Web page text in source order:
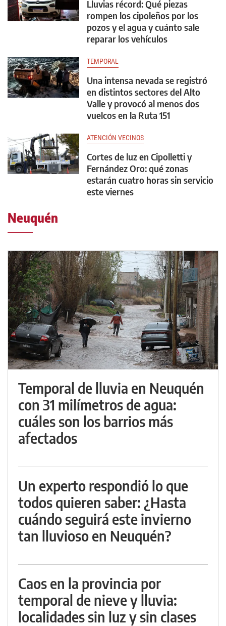
Lluvias récord: Qué piezas
rompen los cipoleños por los
pozos y el agua y cuánto sale
reparar los vehículos
TEMPORAL
Una intensa nevada se registró
en distintos sectores del Alto
Valle y provocó al menos dos
vuelcos en la Ruta 151
ATENCIÓN VECINOS
Cortes de luz en Cipolletti y
Fernández Oro: qué zonas
estarán cuatro horas sin servicio
este viernes
Neuquén
Temporal de lluvia en Neuquén
con 31 milímetros de agua:
cuáles son los barrios más
afectados
Un experto respondió lo que
todos quieren saber: ¿Hasta
cuándo seguirá este invierno
tan lluvioso en Neuquén?
Caos en la provincia por
temporal de nieve y lluvia:
localidades sin luz y sin clases